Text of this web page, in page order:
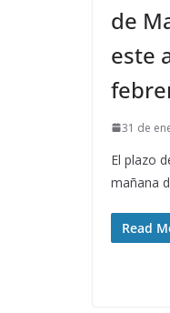
de
este
31 de
El plazo
mañana
Read